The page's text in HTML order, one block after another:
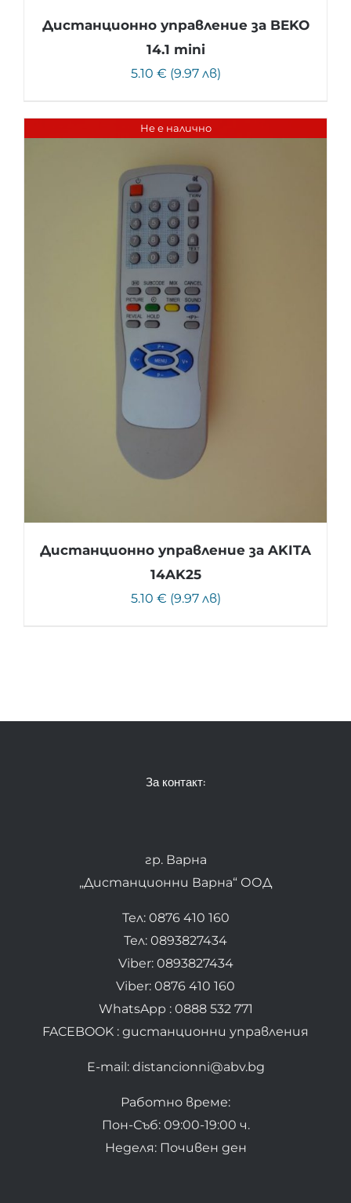
Дистанционно управление за BEKO
14.1 mini
5.10 € (9.97 лв)
Не е налично
Дистанционно управление за AKITA
14AK25
5.10 € (9.97 лв)
За контакт:
гр. Варна
„Дистанционни Варна“ ООД
Тел: 0876 410 160
Тел: 0893827434
Viber: 0893827434
Viber: 0876 410 160
WhatsApp : 0888 532 771
FACEBOOK : дистанционни управления
E-mail: distancionni@abv.bg
Работно време:
Пон-Съб: 09:00-19:00 ч.
Неделя: Почивен ден